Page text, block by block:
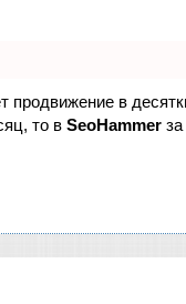
продвижение в
то в SeoHammer